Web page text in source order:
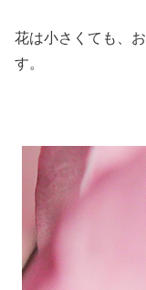
花は小さくても、
す。